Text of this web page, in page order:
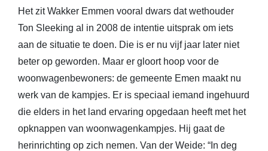
Het zit Wakker Emmen vooral dwars dat wethouder
Ton Sleeking al in 2008 de intentie uitsprak om iets
aan de situatie te doen. Die is er nu vijf jaar later niet
beter op geworden. Maar er gloort hoop voor de
woonwagenbewoners: de gemeente Emen maakt nu
werk van de kampjes. Er is speciaal iemand ingehuurd
die elders in het land ervaring opgedaan heeft met het
opknappen van woonwagenkampjes. Hij gaat de
herinrichting op zich nemen. Van der Weide: “In deg